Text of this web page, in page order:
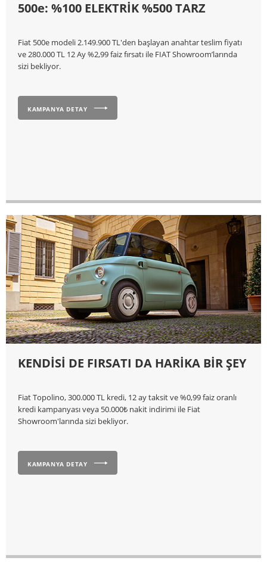
500e: %100 ELEKTRİK %500 TARZ
Fiat 500e modeli 2.149.900 TL'den başlayan anahtar teslim fiyatı
ve 280.000 TL 12 Ay %2,99 faiz fırsatı ile FIAT Showroom’larında
sizi bekliyor.
KAMPANYA DETAY
KENDİSİ DE FIRSATI DA HARİKA BİR ŞEY
Fiat Topolino, 300.000 TL kredi, 12 ay taksit ve %0,99 faiz oranlı
kredi kampanyası veya 50.000₺ nakit indirimi ile Fiat
Showroom'larında sizi bekliyor.
KAMPANYA DETAY